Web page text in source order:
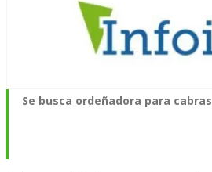
Se busca ordeñadora para cabras